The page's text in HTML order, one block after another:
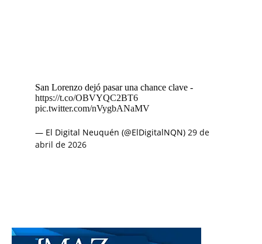
San Lorenzo dejó pasar una chance clave -
https://t.co/OBVYQC2BT6
pic.twitter.com/nVygbANaMV
— El Digital Neuquén (@ElDigitalNQN) 29 de
abril de 2026